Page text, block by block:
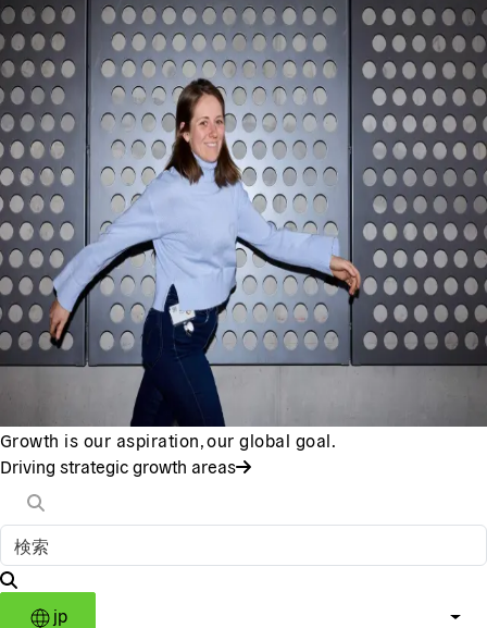
Growth is our aspiration, our global goal.
Driving strategic growth areas
jp